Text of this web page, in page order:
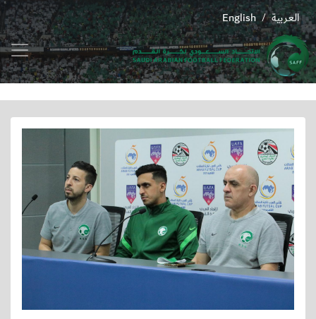
English / العربية